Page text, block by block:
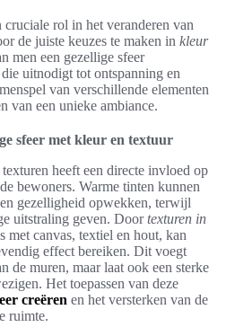
cruciale rol in het veranderen van
de juiste keuzes te maken in kleur
men een gezellige sfeer
uitnodigt tot ontspanning en
van verschillende elementen
van een unieke ambiance.
sfeer met kleur en textuur
heeft een directe invloed op
bewoners. Warme tinten kunnen
gezelligheid opwekken, terwijl
uitstraling geven. Doortexturen in
met canvas, textiel en hout, kan
effect bereiken. Dit voegt
de muren, maar laat ook een sterke
Het toepassen van deze
creëren en het versterken van de
ruimte.